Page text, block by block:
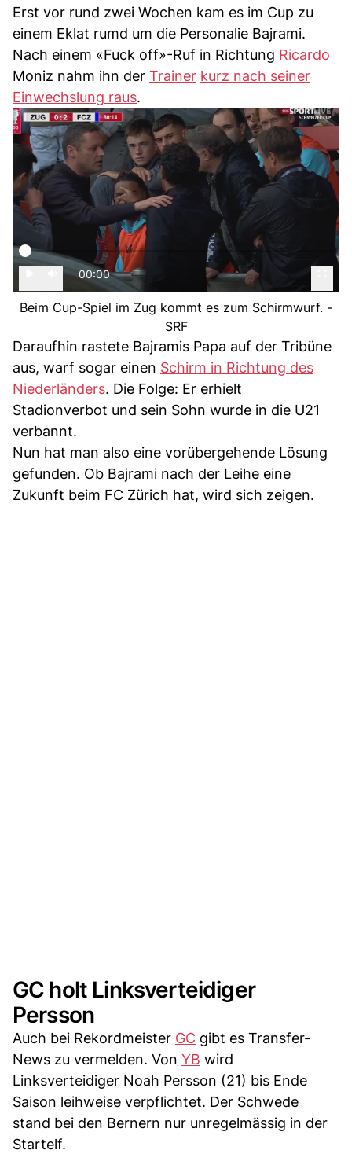
Erst vor rund zwei Wochen kam es im Cup zu
einem Eklat rumd um die Personalie Bajrami.
Nach einem «Fuck off»-Ruf in Richtung Ricardo
Moniz nahm ihn der Trainer kurz nach seiner
Einwechslung raus.
00:00
Beim Cup-Spiel im Zug kommt es zum Schirmwurf. -
SRF
Daraufhin rastete Bajramis Papa auf der Tribüne
aus, warf sogar einen Schirm in Richtung des
Niederländers. Die Folge: Er erhielt
Stadionverbot und sein Sohn wurde in die U21
verbannt.
Nun hat man also eine vorübergehende Lösung
gefunden. Ob Bajrami nach der Leihe eine
Zukunft beim FC Zürich hat, wird sich zeigen.
GC holt Linksverteidiger
Persson
Auch bei Rekordmeister GC gibt es Transfer-
News zu vermelden. Von YB wird
Linksverteidiger Noah Persson (21) bis Ende
Saison leihweise verpflichtet. Der Schwede
stand bei den Bernern nur unregelmässig in der
Startelf.